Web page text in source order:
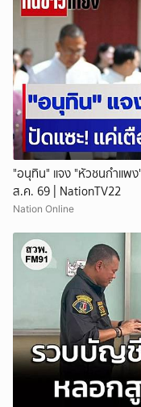
"อนุทิน" แจง "หัวชนกำแพง
ส.ค. 69 | NationTV22
Nation Online